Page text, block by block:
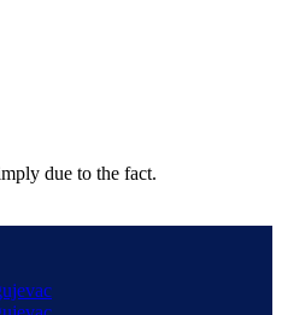
due to the fact.